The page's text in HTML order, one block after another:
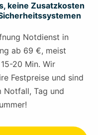
keine Zusatzkosten
Notdienst in
ab 69 €, meist
20 Min. Wir
Festpreise und sind
Notfall, Tag und